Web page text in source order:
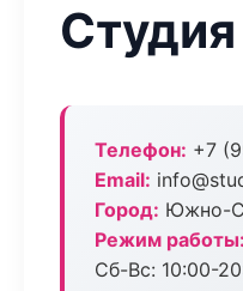
Телефон: +7
Email:
Город: Южно-
Режим работы:
Сб-Вс: 10:00-